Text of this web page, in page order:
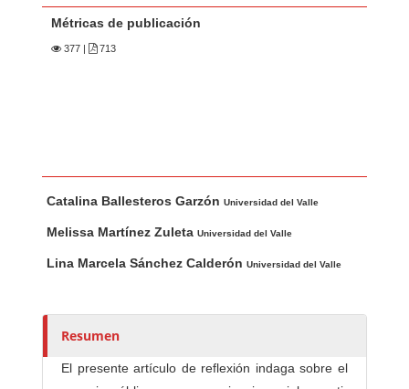
Métricas de publicación
377 713
u
o
r
s
a
Catalina Ballesteros GarzónUniversidad del Valle
Melissa Martínez ZuletaUniversidad del Valle
Lina Marcela Sánchez CalderónUniversidad del Valle
Resumen
El presente artículo de reflexión indaga sobre el